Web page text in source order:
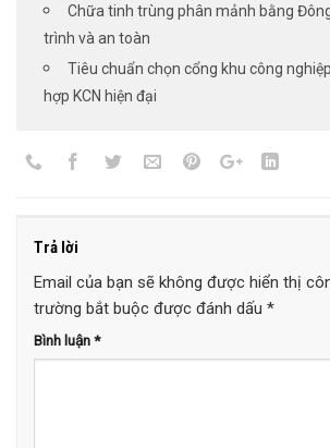
Chữa tinh trùng phân mảnh bằng
trình và an toàn
Tiêu chuẩn chọn cổng khu công
hợp KCN hiện đại
Trả lời
Email của bạn sẽ không được hiển thị
trường bắt buộc được đánh dấu *
Bình luận*